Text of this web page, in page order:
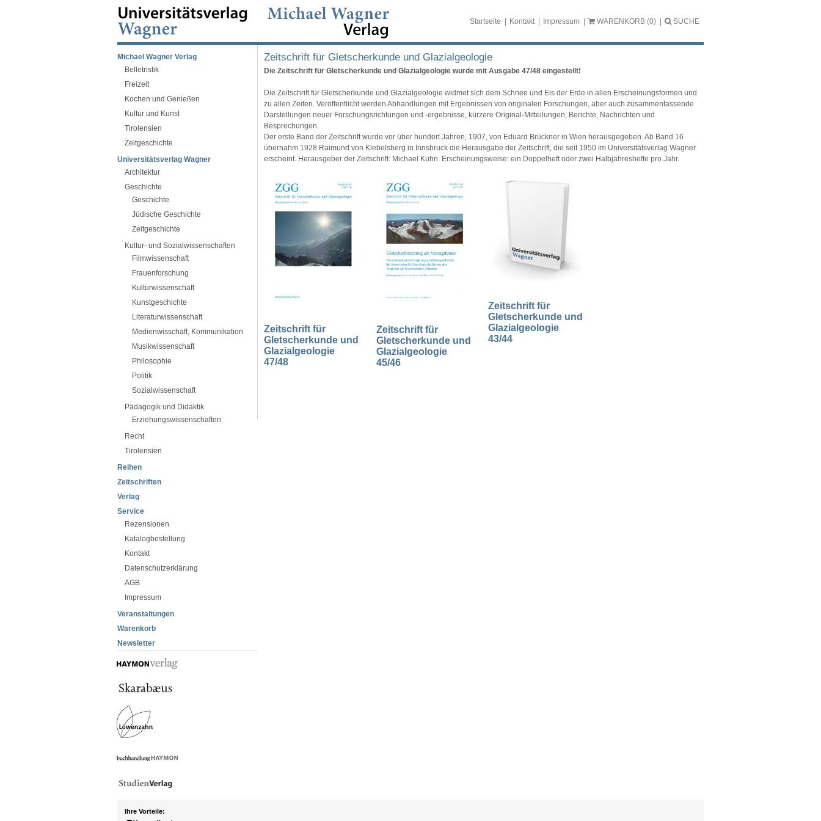
Startseite Kontakt Impressum WARENKORB (0) SUCHE
Michael Wagner Verlag
Belletristik
Freizeit
Kochen und Genießen
Kultur und Kunst
Tirolensien
Zeitgeschichte
Universitätsverlag Wagner
Architektur
Geschichte
Geschichte
Jüdische Geschichte
Zeitgeschichte
Kultur- und Sozialwissenschaften
Filmwissenschaft
Frauenforschung
Kulturwissenschaft
Kunstgeschichte
Literaturwissenschaft
Medienwisschaft, Kommunikation
Musikwissenschaft
Philosophie
Politik
Sozialwissenschaft
Pädagogik und Didaktik
Erziehungswissenschaften
Recht
Tirolensien
Reihen
Zeitschriften
Verlag
Service
Rezensionen
Katalogbestellung
Kontakt
Datenschutzerklärung
AGB
Impressum
Veranstaltungen
Warenkorb
Newsletter
Zeitschrift für Gletscherkunde und Glazialgeologie
Die Zeitschrift für Gletscherkunde und Glazialgeologie wurde mit Ausgabe 47/48 eingestellt!
Die Zeitschrift für Gletscherkunde und Glazialgeologie widmet sich dem Schnee und Eis der Erde in allen Erscheinungsformen und
zu allen Zeiten. Veröffentlicht werden Abhandlungen mit Ergebnissen von originalen Forschungen, aber auch zusammenfassende
Darstellungen neuer Forschungsrichtungen und -ergebnisse, kürzere Original-Mitteilungen, Berichte, Nachrichten und
Besprechungen.
Der erste Band der Zeitschrift wurde vor über hundert Jahren, 1907, von Eduard Brückner in Wien herausgegeben. Ab Band 16
übernahm 1928 Raimund von Klebelsberg in Innsbruck die Herausgabe der Zeitschrift, die seit 1950 im Universitätsverlag Wagner
erscheint. Herausgeber der Zeitschrift: Michael Kuhn. Erscheinungsweise: ein Doppelheft oder zwei Halbjahreshefte pro Jahr.
Zeitschrift für
Gletscherkunde und
Glazialgeologie
47/48
Zeitschrift für
Gletscherkunde und
Glazialgeologie
45/46
Zeitschrift für
Gletscherkunde und
Glazialgeologie
43/44
Ihre Vorteile: